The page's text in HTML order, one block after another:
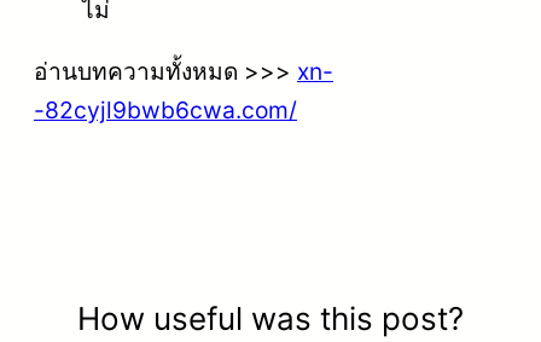
ไม่
อ่านบทความทั้งหมด >>> xn-
-82cyjl9bwb6cwa.com/
How useful was this post?